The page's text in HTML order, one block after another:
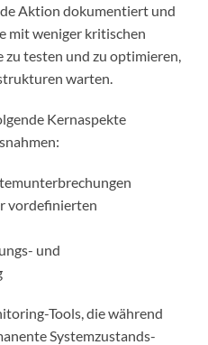
Aktion dokumentiert und
mit weniger kritischen
zu testen und zu optimieren,
warten.
Kernaspekte
vordefinierten
und
Tools, die während
Systemzustands-